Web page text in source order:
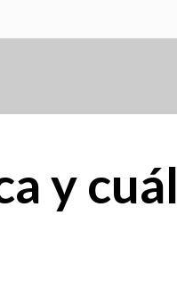
y cuál